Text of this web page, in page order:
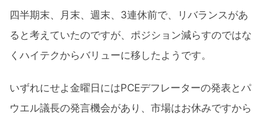
四半期末、月末、週末、3連休前で、リバランスがあ
ると考えていたのですが、ポジション減らすのではな
くハイテクからバリューに移したようです。
いずれにせよ金曜日にはPCEデフレーターの発表とパ
ウエル議長の発言機会があり、市場はお休みですから